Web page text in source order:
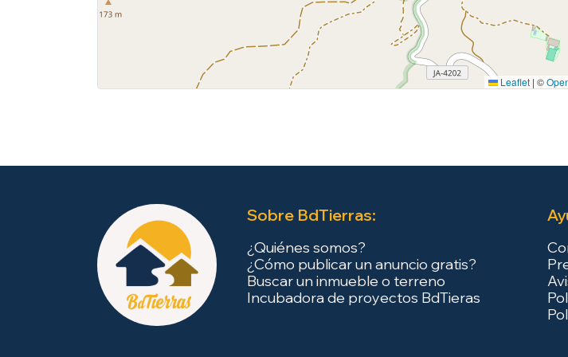
Leaflet | ©
Sobre BdTierras:
¿Quiénes somos?
¿Cómo publicar un anuncio gratis?
Buscar un inmueble o terreno
Incubadora de proyectos BdTieras